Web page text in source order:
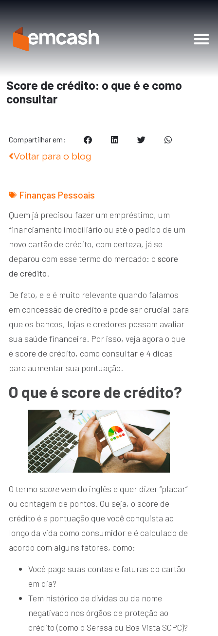
Score de crédito: o que é e como
consultar
Compartilhar em:
Voltar para o blog
Finanças Pessoais
Quem já precisou fazer um empréstimo, um
financiamento imobiliário ou até o pedido de um
novo cartão de crédito, com certeza, já se
deparou com esse termo do mercado: o score
de crédito.
De fato, ele é muito relevante quando falamos
em concessão de crédito e pode ser crucial para
que os bancos, lojas e credores possam avaliar
sua saúde financeira. Por isso, veja agora o que
é score de crédito, como consultar e 4 dicas
para aumentar sua pontuação.
O que é score de crédito?
O termo scorevem do inglês e quer dizer “placar”
ou contagem de pontos. Ou seja, o score de
crédito é a pontuação que você conquista ao
longo da vida como consumidor e é calculado de
acordo com alguns fatores, como:
Você paga suas contas e faturas do cartão
em dia?
Tem histórico de dívidas ou de nome
negativado nos órgãos de proteção ao
crédito (como o Serasa ou Boa Vista SCPC)?